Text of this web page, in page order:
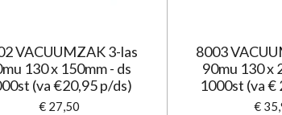
VACUUMZAK 3-las
130 x 150mm - ds
(va €20,95 p/ds)
€ 27,50
8003
90mu 130 x
1000st (va €
€